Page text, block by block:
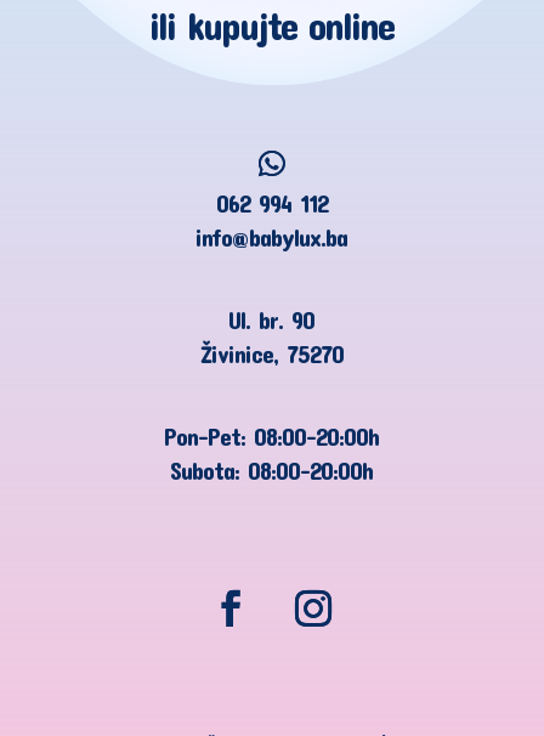
ili kupujte online
062 994 112
info@babylux.ba
Ul. br. 90
Živinice, 75270
Pon-Pet: 08:00-20:00h
Subota: 08:00-20:00h